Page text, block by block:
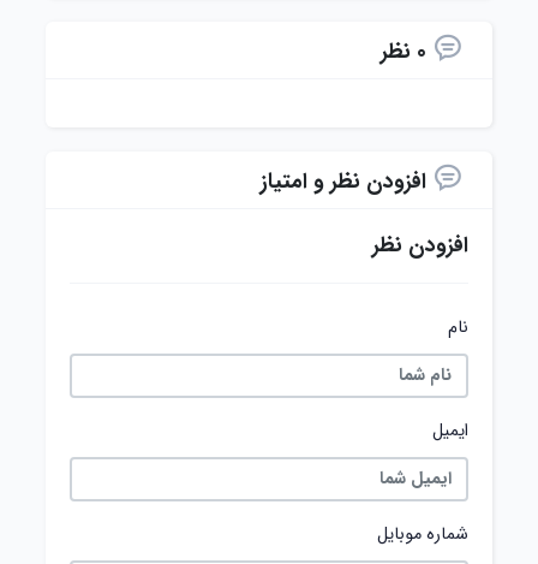
0 نظر
افزودن نظر و امتیاز
افزودن نظر
نام
ایمیل
شماره موبایل